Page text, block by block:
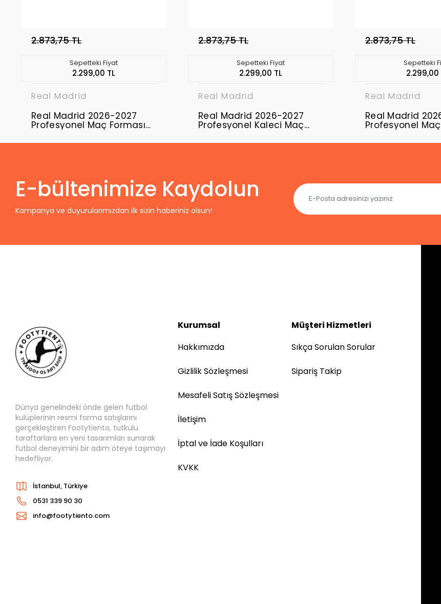
2.873,75 TL
Sepetteki Fiyat
2.299,00 TL
Real Madrid
Real Madrid 2026-2027
Profesyonel Maç Forması
2.873,75 TL
Sepetteki Fiyat
2.299,00 TL
Real Madrid
Real Madrid 2026-2027
Profesyonel Kaleci Maç
2.873,75 TL
Sepetteki
2.299,00
Real Madrid
Real Madrid
Profesyonel Maç
E-bültenimize Kaydolun
Kampanya ve duyurularımızdan ilk sizin haberiniz olsun!
Dünya genelindeki önde gelen futbol
kulüplerinin resmi forma satışlarını
gerçekleştiren Footytiento, tutkulu
taraftarlara en yeni tasarımları sunarak
futbol deneyimini bir adım öteye taşımayı
hedefliyor.
İstanbul, Türkiye
0531 339 90 30
info@footytiento.com
Kurumsal
Hakkımızda
Gizlilik Sözleşmesi
Mesafeli Satış Sözleşmesi
İletişim
İptal ve İade Koşulları
KVKK
Müşteri Hizmetleri
Sıkça Sorulan Sorular
Sipariş Takip